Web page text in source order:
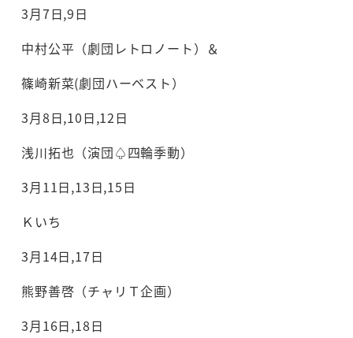
3月7日,9日
中村公平（劇団レトロノート）＆
篠崎新菜(劇団ハーベスト）
3月8日,10日,12日
浅川拓也（演団♤四輪季動）
3月11日,13日,15日
Ｋいち
3月14日,17日
熊野善啓（チャリＴ企画）
3月16日,18日